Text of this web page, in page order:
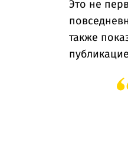
Это не
также